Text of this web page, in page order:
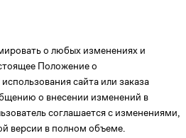
о любых изменениях и
Положение о
сайта или заказа
о внесении изменений в
соглашается с изменениями,
версии в полном объеме.